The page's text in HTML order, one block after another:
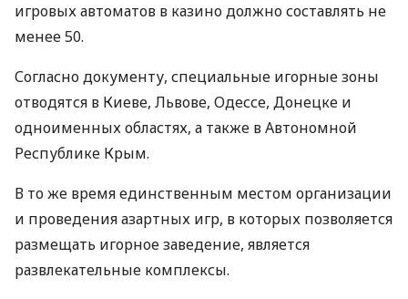
игровых автоматов в казино должно составлять не
менее 50.
Согласно документу, специальные игорные зоны
отводятся в Киеве, Львове, Одессе, Донецке и
одноименных областях, а также в Автономной
Республике Крым.
В то же время единственным местом организации
и проведения азартных игр, в которых позволяется
размещать игорное заведение, является
развлекательные комплексы.